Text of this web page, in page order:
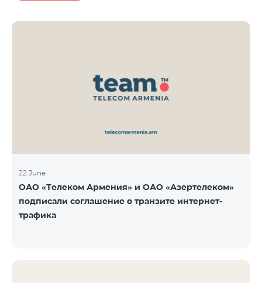
22 June
ОАО «Телеком Армения» и ОАО «Азертелеком»
подписали соглашение о транзите интернет-
трафика